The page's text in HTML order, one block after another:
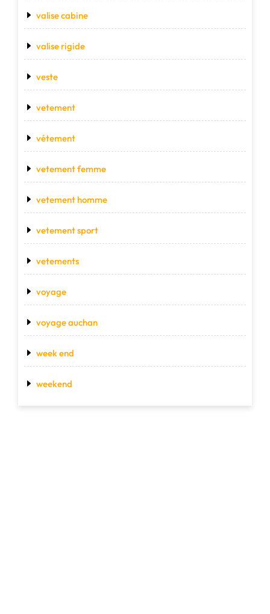
valise cabine
valise rigide
veste
vetement
vétement
vetement femme
vetement homme
vetement sport
vetements
voyage
voyage auchan
week end
weekend